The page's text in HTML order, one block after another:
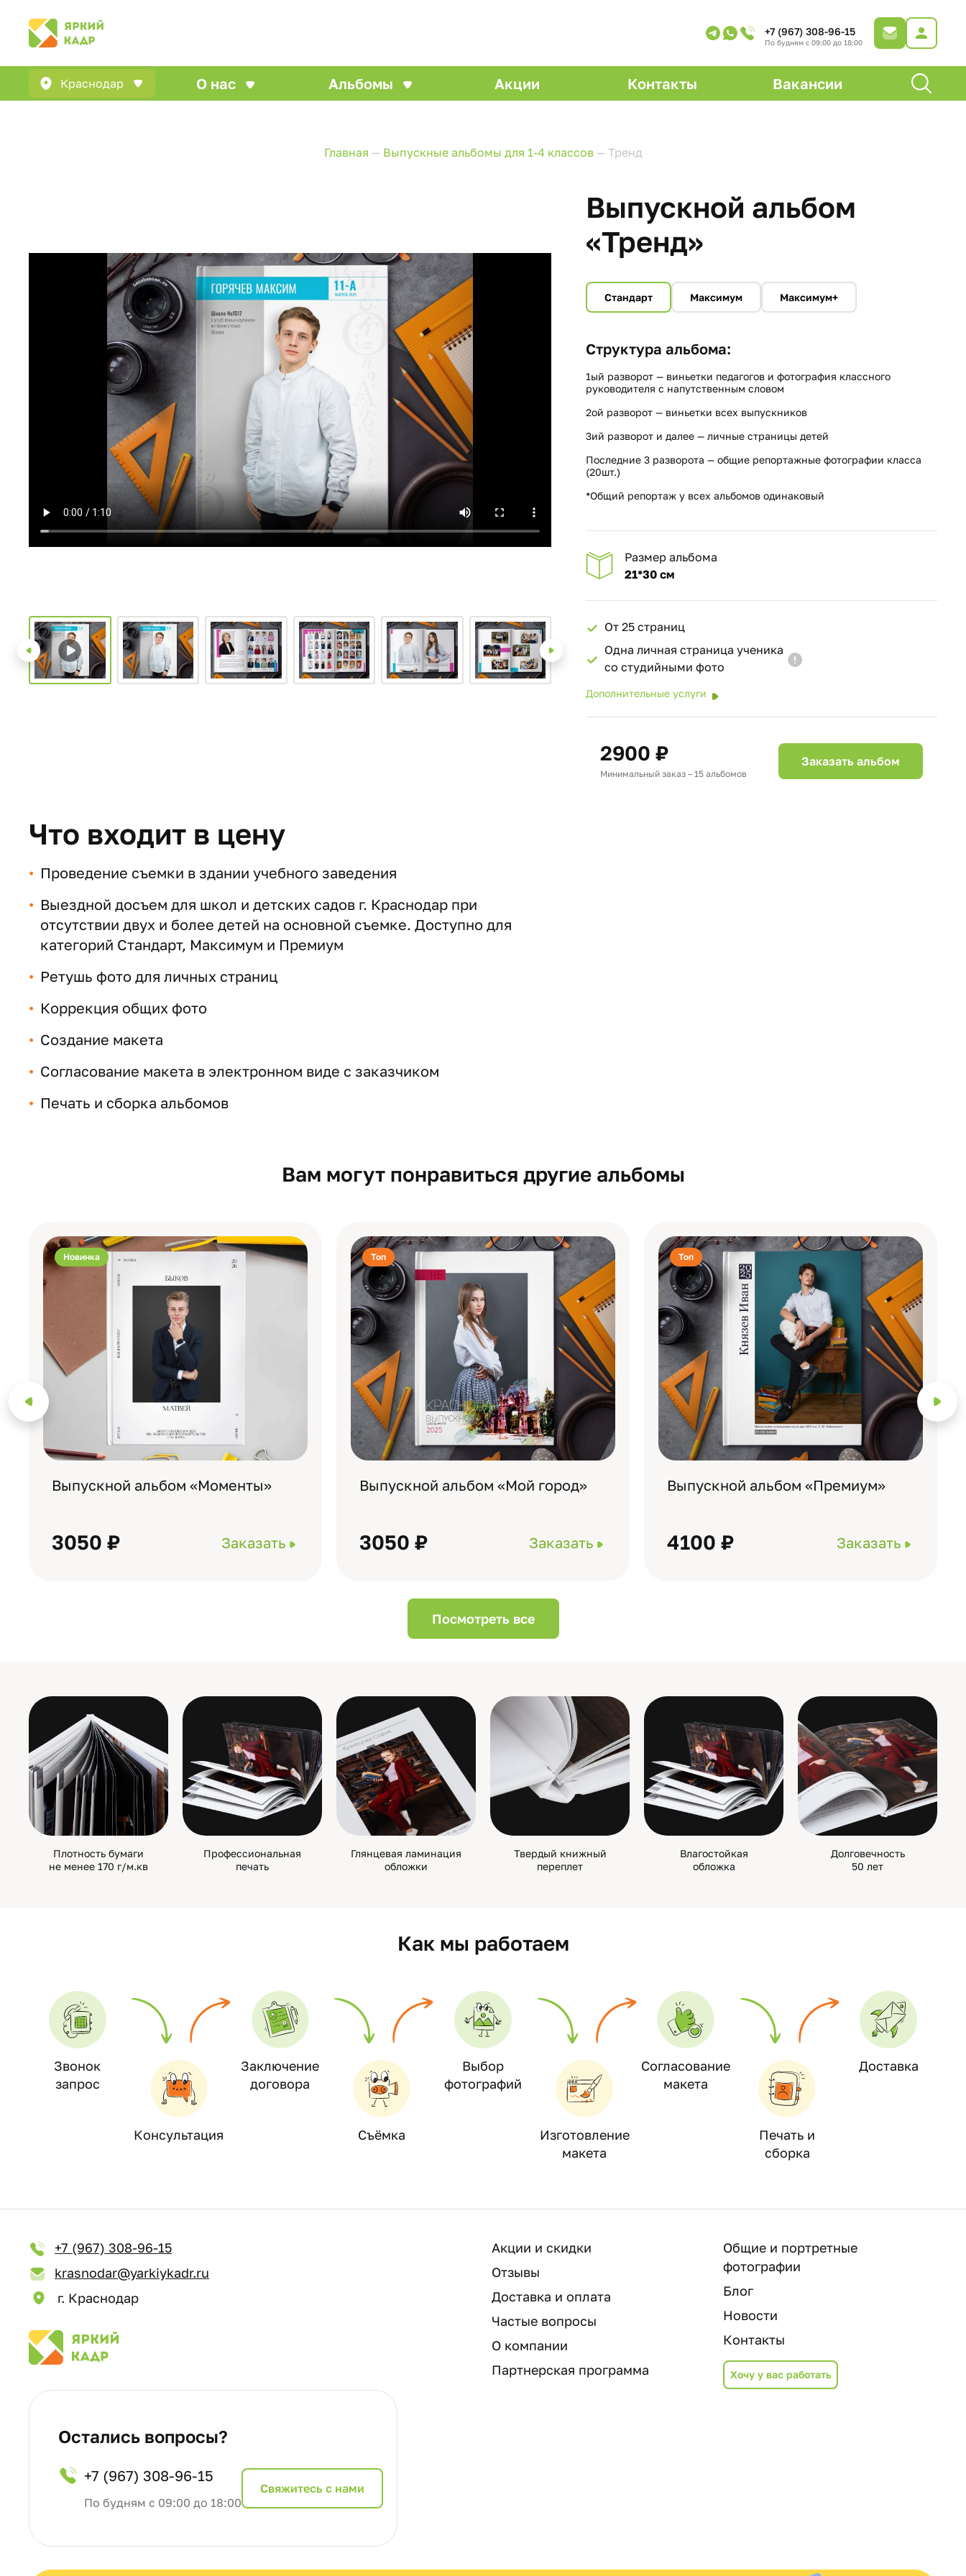
+7 (967) 308-96-15
По будням с 09:00 до 18:00
Краснодар О нас Альбомы Акции Контакты Вакансии
Главная — Выпускные альбомы для 1-4 классов— Тренд
Выпускной альбом
«Тренд»
Стандарт Максимум Максимум+
Структура альбома:
1ый разворот — виньетки педагогов и фотография классного
руководителя с напутственным словом
2ой разворот — виньетки всех выпускников
3ий разворот и далее — личные страницы детей
Последние 3 разворота — общие репортажные фотографии класса
(20шт.)
*Общий репортаж у всех альбомов одинаковый
Размер альбома
21*30 см
От 25 страниц
Одна личная страница ученика
со студийными фото
Дополнительные услуги
2900 ₽
Минимальный заказ – 15 альбомов
Заказать альбом
Что входит в цену
Проведение съемки в здании учебного заведения
Выездной досъем для школ и детских садов г. Краснодар при
отсутствии двух и более детей на основной съемке. Доступно для
категорий Стандарт, Максимум и Премиум
Ретушь фото для личных страниц
Коррекция общих фото
Создание макета
Согласование макета в электронном виде с заказчиком
Печать и сборка альбомов
Вам могут понравиться другие альбомы
Новинка
Выпускной альбом «Моменты»
3050 ₽ Заказать
Топ
Выпускной альбом «Мой город»
3050 ₽ Заказать
Топ
Выпускной альбом «Премиум»
4100 ₽ Заказать
Посмотреть все
Плотность бумаги
не менее 170 г/м.кв
Профессиональная
печать
Глянцевая ламинация
обложки
Твердый книжный
переплет
Влагостойкая
обложка
Долговечность
50 лет
Как мы работаем
Звонок
запрос
Консультация
Заключение
договора
Съёмка
Выбор
фотографий
Изготовление
макета
Согласование
макета
Печать и
сборка
Доставка
+7 (967) 308-96-15
krasnodar@yarkiykadr.ru
г. Краснодар
Акции и скидки
Отзывы
Доставка и оплата
Частые вопросы
О компании
Партнерская программа
Общие и портретные
фотографии
Блог
Новости
Контакты
Хочу у вас работать
Остались вопросы?
+7 (967) 308-96-15
По будням с 09:00 до 18:00
Cвяжитесь с нами